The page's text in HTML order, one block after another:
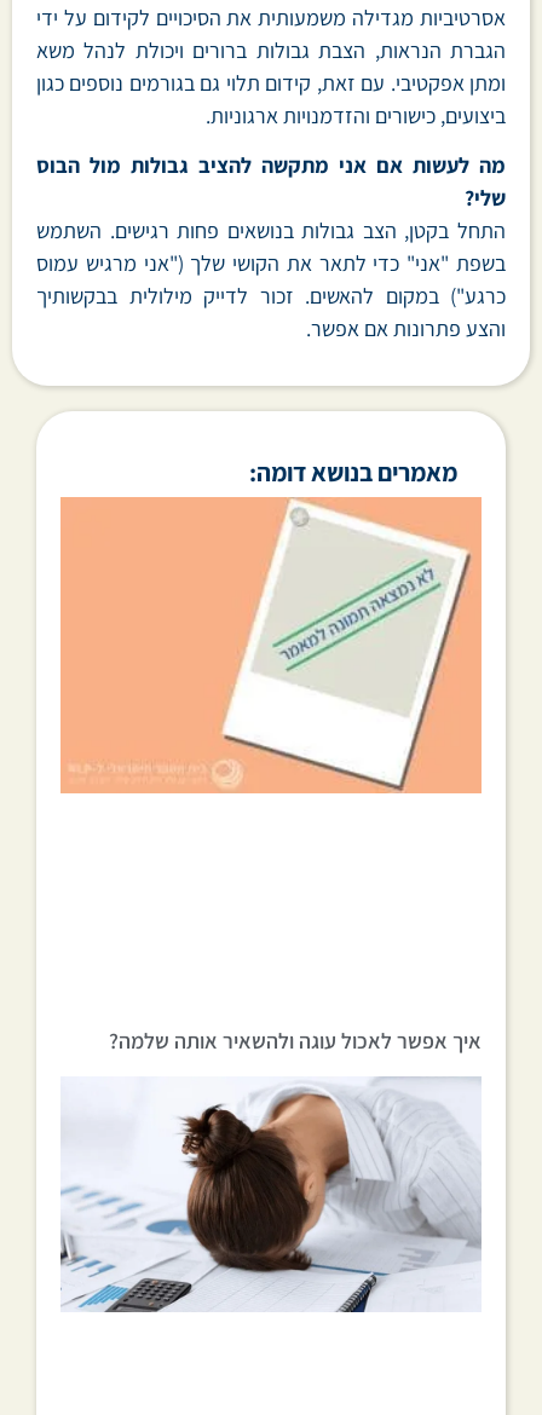
אסרטיביות מגדילה משמעותית את הסיכויים לקידום על ידי
הגברת הנראות, הצבת גבולות ברורים ויכולת לנהל משא
ומתן אפקטיבי. עם זאת, קידום תלוי גם בגורמים נוספים כגון
ביצועים, כישורים והזדמנויות ארגוניות.
מה לעשות אם אני מתקשה להציב גבולות מול הבוס
שלי?
התחל בקטן, הצב גבולות בנושאים פחות רגישים. השתמש
בשפת "אני" כדי לתאר את הקושי שלך ("אני מרגיש עמוס
כרגע") במקום להאשים. זכור לדייק מילולית בבקשותיך
והצע פתרונות אם אפשר.
מאמרים בנושא דומה:
איך אפשר לאכול עוגה ולהשאיר אותה שלמה?